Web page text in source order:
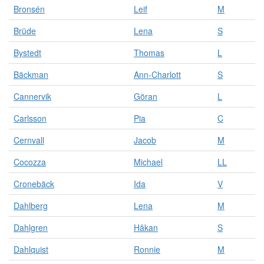
m
o
g
n
s
r
c
p
Bronsén
Leif
M
Brüde
Lena
S
Bystedt
Thomas
L
Bäckman
Ann-Charlott
S
Cannervik
Göran
L
Carlsson
Pia
C
Cernvall
Jacob
M
Cocozza
Michael
LL
Cronebäck
Ida
V
Dahlberg
Lena
M
Dahlgren
Håkan
S
Dahlquist
Ronnie M